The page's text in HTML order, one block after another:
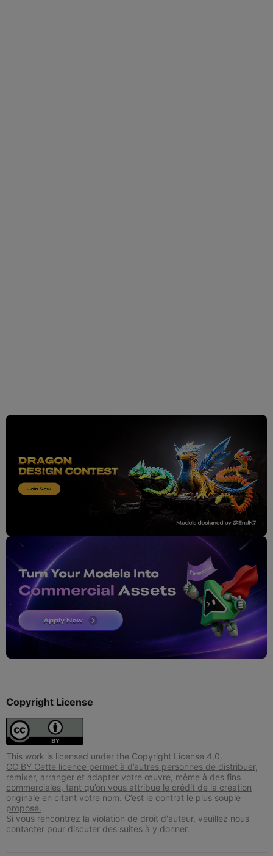
Copyright License
This work is licensed under the Copyright License 4.0.
CC BY Cette licence permet à d’autres personnes de distribuer,
remixer, arranger et adapter votre œuvre, même à des fins
commerciales, tant qu’on vous attribue le crédit de la création
originale en citant votre nom. C’est le contrat le plus souple
proposé.
Si vous rencontrez la violation de droit d'auteur, veuillez nous
contacter pour discuter des suites à y donner.